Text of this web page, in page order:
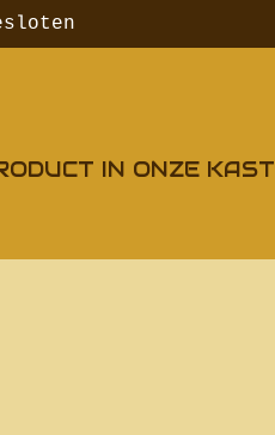
IN ONZE KAST